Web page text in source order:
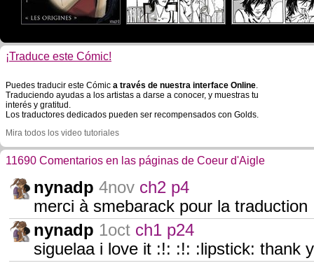
¡Traduce este Cómic!
Puedes traducir este Cómic a través de nuestra interface Online.
Traduciendo ayudas a los artistas a darse a conocer, y muestras tu
interés y gratitud.
Los traductores dedicados pueden ser recompensados con Golds.
Mira todos los video tutoriales
11690 Comentarios en las páginas de Coeur d'Aigle
nynadp 4nov ch2 p4
merci à smebarack pour la traduction
nynadp 1oct ch1 p24
siguelaa i love it :!: :!: :lipstick: thank